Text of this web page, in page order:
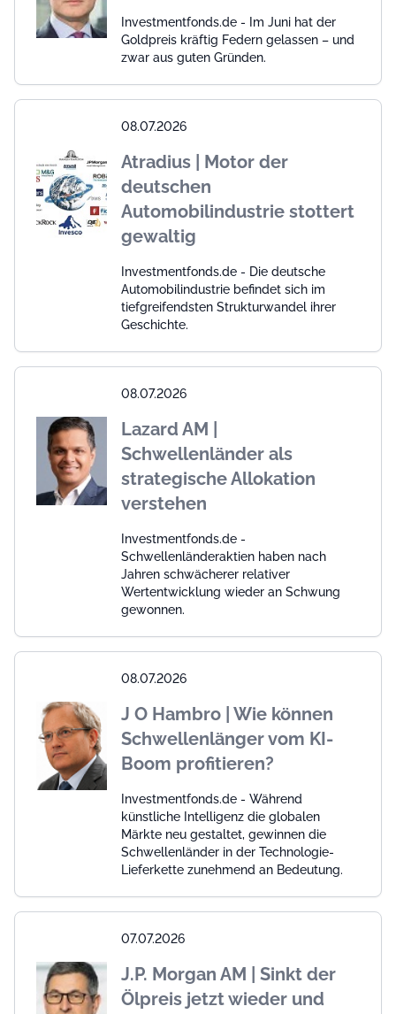
Investmentfonds.de - Im Juni hat der
Goldpreis kräftig Federn gelassen – und
zwar aus guten Gründen.
08.07.2026
Atradius | Motor der
deutschen
Automobilindustrie stottert
gewaltig
Investmentfonds.de - Die deutsche
Automobilindustrie befindet sich im
tiefgreifendsten Strukturwandel ihrer
Geschichte.
08.07.2026
Lazard AM |
Schwellenländer als
strategische Allokation
verstehen
Investmentfonds.de -
Schwellenländeraktien haben nach
Jahren schwächerer relativer
Wertentwicklung wieder an Schwung
gewonnen.
08.07.2026
J O Hambro | Wie können
Schwellenlänger vom KI-
Boom profitieren?
Investmentfonds.de - Während
künstliche Intelligenz die globalen
Märkte neu gestaltet, gewinnen die
Schwellenländer in der Technologie-
Lieferkette zunehmend an Bedeutung.
07.07.2026
J.P. Morgan AM | Sinkt der
Ölpreis jetzt wieder und